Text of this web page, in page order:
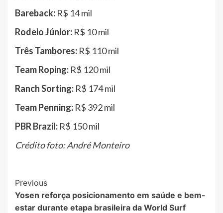
Bareback: R$ 14 mil
Rodeio Júnior: R$ 10 mil
Três Tambores: R$ 110 mil
Team Roping: R$ 120 mil
Ranch Sorting: R$ 174 mil
Team Penning: R$ 392 mil
PBR Brazil: R$ 150 mil
Crédito foto: André Monteiro
Post
Navigation
Previous
Yosen reforça posicionamento em saúde e bem-
estar durante etapa brasileira da World Surf